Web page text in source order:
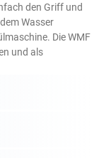
den Griff und
Wasser
Die WMF
und als